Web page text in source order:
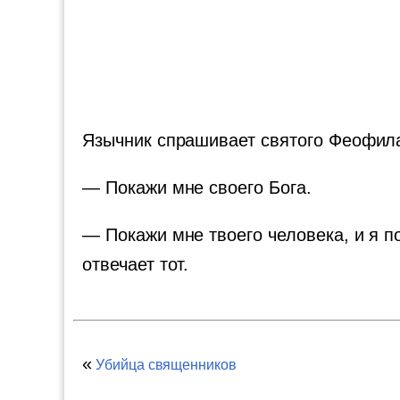
Язычник спрашивает святого
— Покажи мне своего Бога.
— Покажи мне твоего человека, и я
отвечает тот.
« Убийца священников